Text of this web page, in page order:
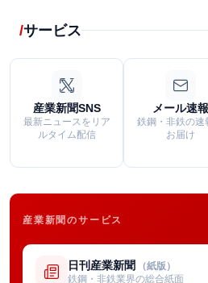
サービス
産業新聞SNS
最新ニュースをリア
ルタイム配信
メール速報
鉄鋼・非鉄の速
お届け
産業新聞のサービス
日刊産業新聞 （紙版）
鉄鋼・非鉄業界の総合紙面